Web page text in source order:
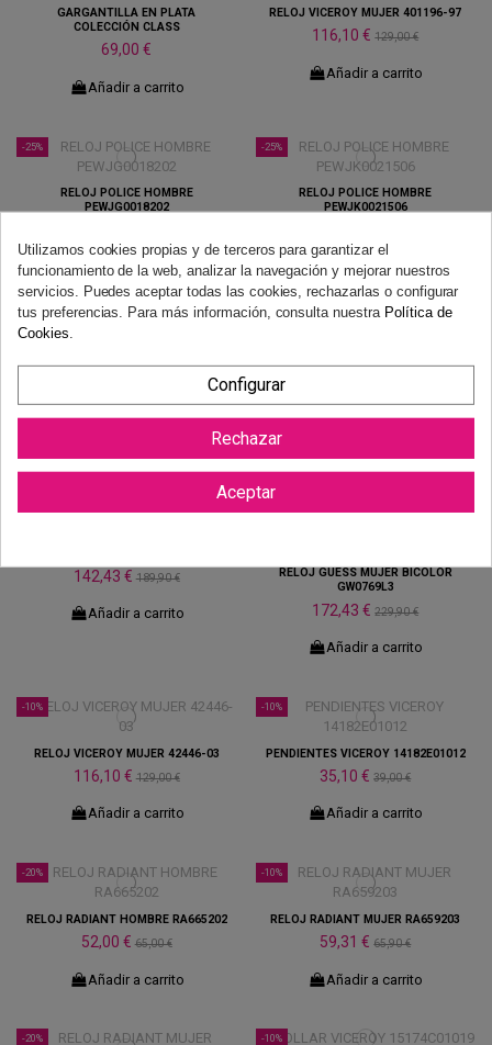
GARGANTILLA EN PLATA
COLECCIÓN CLASS
69,00 €
Añadir a carrito
RELOJ VICEROY MUJER 401196-97
116,10 €129,00 €
Añadir a carrito
-25%
RELOJ POLICE HOMBRE
PEWJG0018202
Añadir a carrito
-25%
RELOJ POLICE HOMBRE
PEWJK0021506
Añadir a carrito
GARGANTILLA EN PLATA DORADA
CON CIRCONITAS MULTICOLORES
Añadir a carrito
69,00 €
142,43 € 189,90 €
Añadir a carrito
RELOJ GUESS MUJER BICOLOR
GW0769L3
172,43 €229,90 €
Añadir a carrito
-10%
RELOJ VICEROY MUJER 42446-03
116,10 € 129,00 €
Añadir a carrito
-10%
PENDIENTES VICEROY 14182E01012
35,10 €39,00 €
Añadir a carrito
-20%
RELOJ RADIANT HOMBRE RA665202
52,00 € 65,00 €
Añadir a carrito
-10%
RELOJ RADIANT MUJER RA659203
59,31 €65,90 €
Añadir a carrito
-20% -10%
Utilizamos cookies propias y de terceros para garantizar el
funcionamiento de la web, analizar la navegación y mejorar nuestros
servicios. Puedes aceptar todas las cookies, rechazarlas o configurar
tus preferencias. Para más información, consulta nuestra Política de
Cookies
Configurar
Rechazar
Aceptar